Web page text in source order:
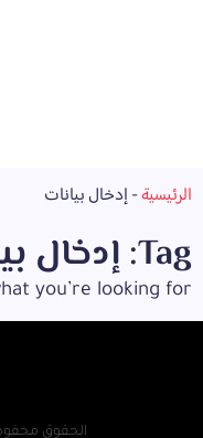
الرئيسية-إدخال بيانات
Tag: إدخال بيانات
you’re looking for.
الحقوق محفوظة 2025 © موقع